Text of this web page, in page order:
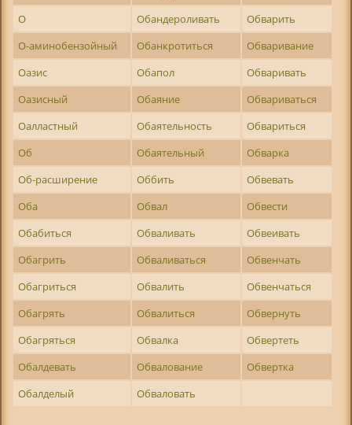
О
Обандероливать
Обварить
О-аминобензойный
Обанкротиться
Обваривание
Оазис
Обапол
Обваривать
Оазисный
Обаяние
Обвариваться
Оалластный
Обаятельность
Обвариться
Об
Обаятельный
Обварка
Об-расширение
Оббить
Обвевать
Оба
Обвал
Обвести
Обабиться
Обваливать
Обвеивать
Обагрить
Обваливаться
Обвенчать
Обагриться
Обвалить
Обвенчаться
Обагрять
Обвалиться
Обвернуть
Обагряться
Обвалка
Обвертеть
Обалдевать
Обвалование
Обвертка
Обалделый
Обваловать